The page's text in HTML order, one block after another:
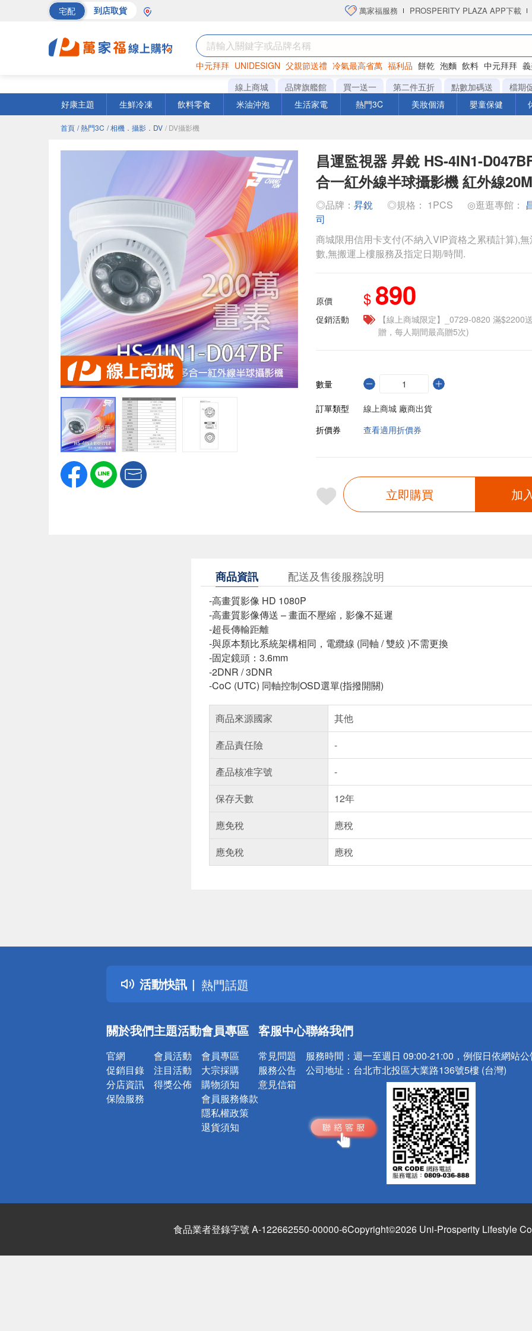
宅配 到店取貨 萬家福服務 PROSPERITY PLAZA APP下載
中元拜拜 UNIDESIGN 父親節送禮 冷氣最高省萬 福利品 餅乾 泡麵 飲料 中元拜拜
罐頭 海苔 洋芋片
線上商城 品牌旗艦館 買一送一 第二件五折 點數加碼送 檔期
好康主題
生鮮冷凍 飲料零食 米油沖泡 生活家電 熱門3C 美妝個清 嬰童保健
首頁 / 熱門3C / 相機．攝影．DV / DV攝影機
昌運監視器 昇銳 HS-4IN1-
合一紅外線半球攝影機 紅外線20M
◎品牌： 昇銳 ◎規格： 1PCS ◎逛逛專館：
司
商城限用信用卡支付(不納入VIP資格之累積計算),
數,無搬運上樓服務及指定日期/時間.
原價 $ 890
促銷活動
【線上商城限定】_0729-0820 滿$2200
贈，每人期間最高贈5次)
數量
訂單類型
線上商城 廠商出貨
折價券
查看適用折價券
立即購買 加
商品資訊 配送及售後服務說明
-高畫質影像 HD 1080P
-高畫質影像傳送 – 畫面不壓縮，影像不延遲
-超長傳輸距離
-與原本類比系統架構相同，電纜線 (同軸 / 雙絞 )不需更換
-固定鏡頭：3.6mm
-2DNR / 3DNR
-CoC (UTC) 同軸控制OSD選單(指撥開關)
商品來源國家
其他
產品責任險
-
產品核准字號
-
保存天數
12年
應免稅
應稅
應免稅
應稅
活動快訊
詐騙網頁！請小心！
得獎公告
熱門話題
銀行優惠
詐騙網頁！請小心！
關於我們
官網
促銷目錄
分店資訊
保險服務
主題活動
會員活動
注目活動
得獎公佈
會員專區
會員專區
大宗採購
購物須知
會員服務條款
隱私權政策
退貨須知
客服中心
常見問題
服務公告
意見信箱
聯絡我們
服務時間： 週一至週日 09:00-21:00，例假日依網站
公司地址： 台北市北投區大業路136號5樓 (台灣)
食品業者登錄字號 A-122662550-00000-6Copyright©2026 Uni-Prosperity Lifestyle